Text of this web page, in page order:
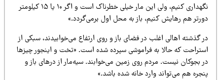
نگهداری کنیم، ولی این مار خیلی خطرناک است و اگر ۱۰ یا ۱۵ کیلومتر
هم رهایش کنیم، باز به محل اول برمی‌‌گردد.»
گذشته اهالی اغلب در فضای باز و روی ارتفاع می‌خوابیدند، سبکی از
که حالا به فراموشی سپرده شده است. «تخت و اینجور چیزها
بجوکان نیست. مردم روی زمین می‌خوابند. سیه‌مار از درهای باز و
هم می‌تواند وارد خانه شده باشد.»